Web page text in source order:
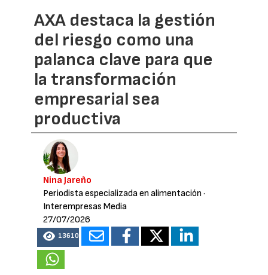
AXA destaca la gestión
del riesgo como una
palanca clave para que
la transformación
empresarial sea
productiva
Nina Jareño
Periodista especializada en alimentación ·
Interempresas Media
27/07/2026
13610